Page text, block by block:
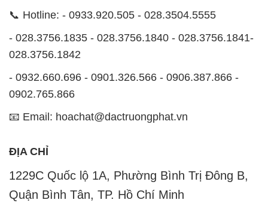
📞 Hotline: - 0933.920.505 - 028.3504.5555
- 028.3756.1835 - 028.3756.1840 - 028.3756.1841-
028.3756.1842
- 0932.660.696 - 0901.326.566 - 0906.387.866 -
0902.765.866
📧 Email: hoachat@dactruongphat.vn
ĐỊA CHỈ
1229C Quốc lộ 1A, Phường Bình Trị Đông B,
Quận Bình Tân, TP. Hồ Chí Minh